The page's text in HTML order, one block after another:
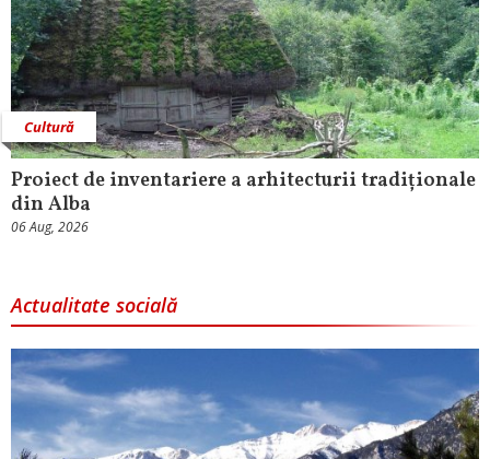
Cultură
Proiect de inventariere a arhitecturii tradiționale
din Alba
06 Aug, 2026
Actualitate socială